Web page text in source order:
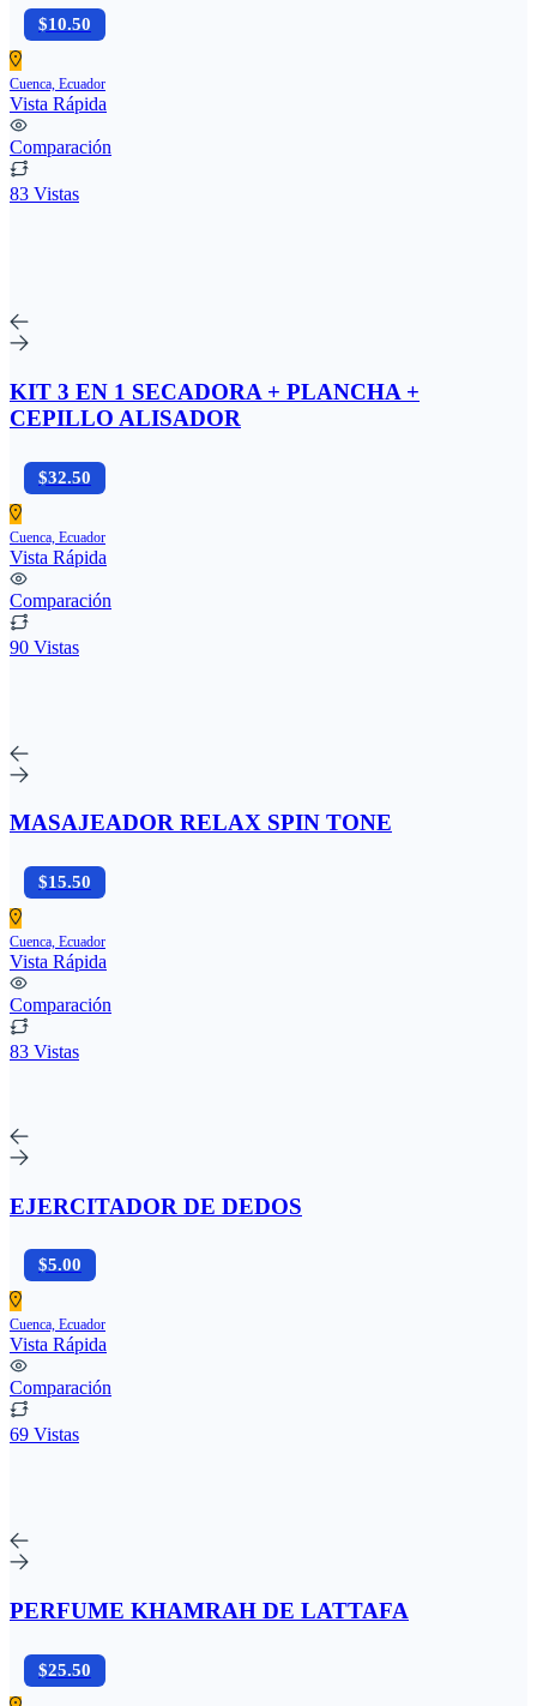
$10.50
Cuenca, Ecuador
Vista Rápida
Comparación
83 Vistas
KIT 3 EN 1 SECADORA + PLANCHA +
CEPILLO ALISADOR
$32.50
Cuenca, Ecuador
Vista Rápida
Comparación
90 Vistas
MASAJEADOR RELAX SPIN TONE
$15.50
Cuenca, Ecuador
Vista Rápida
Comparación
83 Vistas
EJERCITADOR DE DEDOS
$5.00
Cuenca, Ecuador
Vista Rápida
Comparación
69 Vistas
PERFUME KHAMRAH DE LATTAFA
$25.50